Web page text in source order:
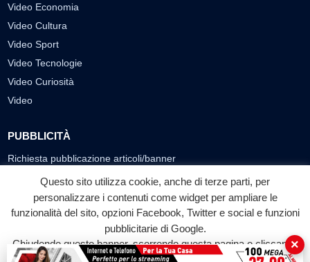
Video Economia
Video Cultura
Video Sport
Video Tecnologie
Video Curiosità
Video
PUBBLICITÀ
Richiesta pubblicazione articoli/banner
SEGUICI SUI SOCIAL
f
Facebook
◎ ▶
YouTube
Questo sito utilizza cookie, anche di terze parti, per
personalizzare i contenuti come widget per ampliare le
funzionalità del sito, opzioni Facebook, Twitter e social e funzioni
pubblicitarie di Google.
Chiudendo questo banner, scorrendo questa pagina o cliccando
su qualunque suo elemento acconsenti all'uso dei cookie.
×